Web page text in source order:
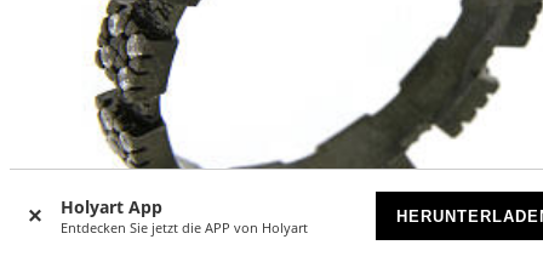
Holyart App
Entdecken Sie jetzt die APP von Holyart